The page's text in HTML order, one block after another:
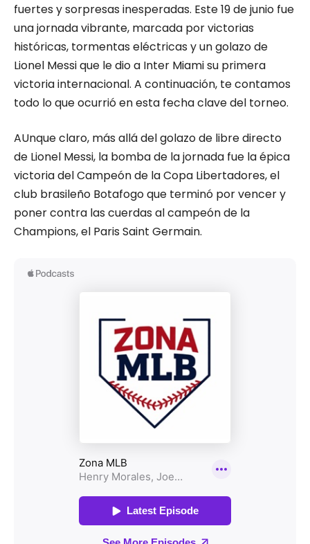
fuertes y sorpresas inesperadas. Este 19 de junio fue
una jornada vibrante, marcada por victorias
históricas, tormentas eléctricas y un golazo de
Lionel Messi que le dio a Inter Miami su primera
victoria internacional. A continuación, te contamos
todo lo que ocurrió en esta fecha clave del torneo.
AUnque claro, más allá del golazo de libre directo
de Lionel Messi, la bomba de la jornada fue la épica
victoria del Campeón de la Copa Libertadores, el
club brasileño Botafogo que terminó por vencer y
poner contra las cuerdas al campeón de la
Champions, el Paris Saint Germain.